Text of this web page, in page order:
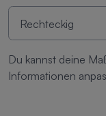
Du kannst deine
Informationen